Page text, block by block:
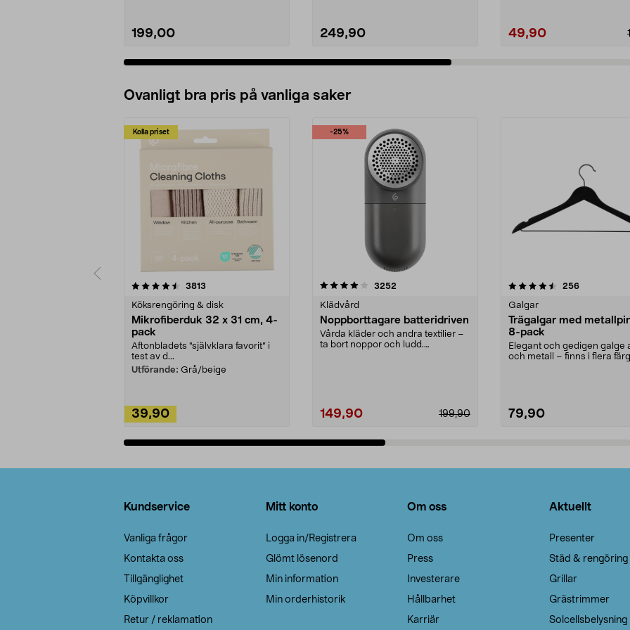
199,00 249,90 49,90
Ovanligt bra pris på vanliga saker
Kolla priset
3813
Köksrengöring & disk
Mikrofiberduk 32 x 31 cm, 4-
pack
Aftonbladets "självklara favorit” i
test av d...
Utförande: Grå/beige
39,90
-25%
4.0av 5 stjärnor 3252
Klädvård
Noppborttagare batteridriven
Vårda kläder och andra textilier –
ta bort noppor och ludd.
199,90
149,90
4.5av 5 stjärnor 256recensioner
Galgar
Trägalgar med
8-pack
Elegant och gedigen galge
och metall – finns i flera
79,90
4.0av 5 stjärnor
Kundservice
Vanliga frågor
Kontakta oss
Tillgänglighet
Köpvillkor
Retur / reklamation
Mitt konto
Logga in/Registrera
Glömt lösenord
Min information
Min orderhistorik
Om oss
Om oss
Press
Investerare
Hållbarhet
Karriär
Aktuellt
Presenter
Städ & rengöring
Grillar
Grästrimmer
Solcellsbelysning